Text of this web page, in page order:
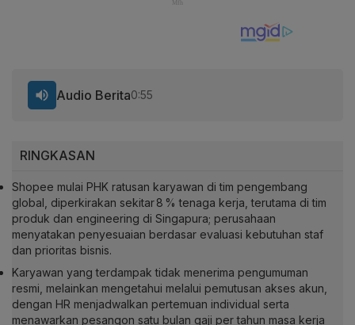
RINGKASAN
Shopee mulai PHK ratusan karyawan di tim pengembang
global, diperkirakan sekitar 8 % tenaga kerja, terutama di tim
produk dan engineering di Singapura; perusahaan
menyatakan penyesuaian berdasar evaluasi kebutuhan staf
dan prioritas bisnis.
Karyawan yang terdampak tidak menerima pengumuman
resmi, melainkan mengetahui melalui pemutusan akses akun,
dengan HR menjadwalkan pertemuan individual serta
menawarkan pesangon satu bulan gaji per tahun masa kerja
Audio Berita0:55